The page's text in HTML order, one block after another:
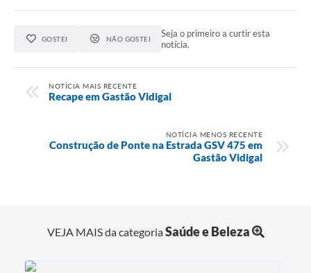
GOSTEI NÃO GOSTEI
Seja o primeiro a curtir esta
notícia.
NOTÍCIA MAIS RECENTE
Recape em Gastão Vidigal
NOTÍCIA MENOS RECENTE
Construção de Ponte na Estrada GSV 475 em
Gastão Vidigal
VEJA MAIS da categoriaSaúde e Beleza